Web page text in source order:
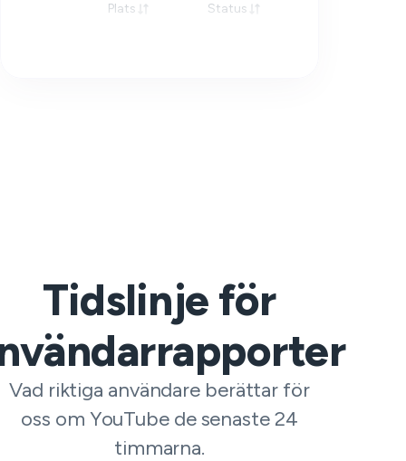
Plats Status
Tidslinje för
Vad riktiga användare berättar för
oss om YouTube de senaste 24
timmarna.